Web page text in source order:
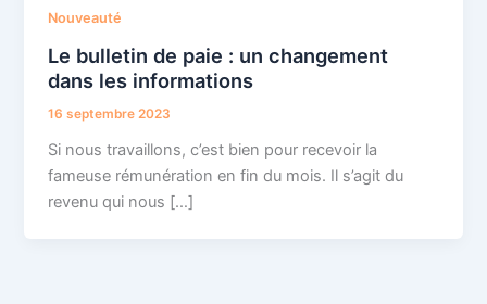
Nouveauté
Le bulletin de paie : un changement
dans les informations
16 septembre 2023
Si nous travaillons, c’est bien pour recevoir la
fameuse rémunération en fin du mois. Il s’agit du
revenu qui nous […]